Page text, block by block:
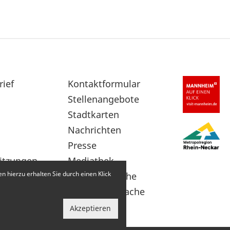
Sekundärnavigation
im
Fußbereich
Kontaktformular
Stellenangebote
Stadtkarten
Nachrichten
Presse
Mediathek
Leichte Sprache
Gebärdensprache
hierzu erhalten Sie durch einen Klick
Akzeptieren